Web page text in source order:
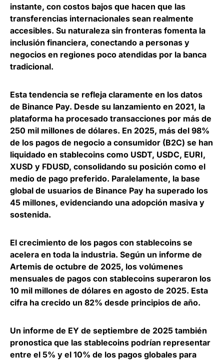
instante, con costos bajos que hacen que las
transferencias internacionales sean realmente
accesibles. Su naturaleza sin fronteras fomenta la
inclusión financiera, conectando a personas y
negocios en regiones poco atendidas por la banca
tradicional.
Esta tendencia se refleja claramente en los datos
de Binance Pay. Desde su lanzamiento en 2021, la
plataforma ha procesado transacciones por más de
250 mil millones de dólares. En 2025, más del 98%
de los pagos de negocio a consumidor (B2C) se han
liquidado en stablecoins como USDT, USDC, EURI,
XUSD y FDUSD, consolidando su posición como el
medio de pago preferido. Paralelamente, la base
global de usuarios de Binance Pay ha superado los
45 millones, evidenciando una adopción masiva y
sostenida.
El crecimiento de los pagos con stablecoins se
acelera en toda la industria. Según un informe de
Artemis de octubre de 2025, los volúmenes
mensuales de pagos con stablecoins superaron los
10 mil millones de dólares en agosto de 2025. Esta
cifra ha crecido un 82% desde principios de año.
Un informe de EY de septiembre de 2025 también
pronostica que las stablecoins podrían representar
entre el 5% y el 10% de los pagos globales para